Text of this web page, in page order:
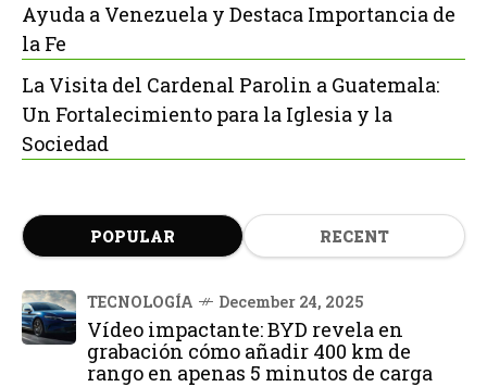
Ayuda a Venezuela y Destaca Importancia de
la Fe
La Visita del Cardenal Parolin a Guatemala:
Un Fortalecimiento para la Iglesia y la
Sociedad
POPULAR RECENT
TECNOLOGÍA December 24, 2025
Vídeo impactante: BYD revela en
grabación cómo añadir 400 km de
rango en apenas 5 minutos de carga